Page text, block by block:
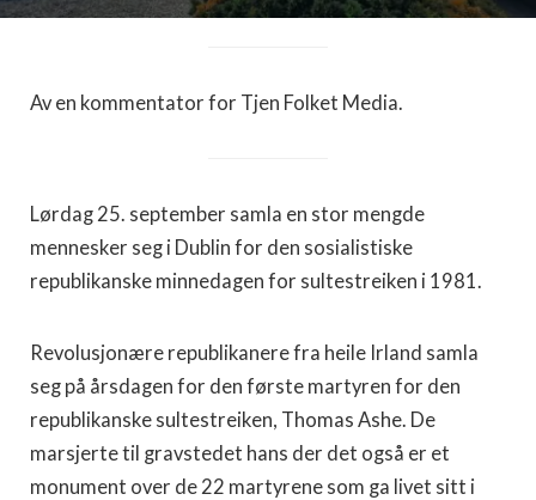
Av en kommentator for Tjen Folket Media.
Lørdag 25. september samla en stor mengde
mennesker seg i Dublin for den sosialistiske
republikanske minnedagen for sultestreiken i 1981.
Revolusjonære republikanere fra heile Irland samla
seg på årsdagen for den første martyren for den
republikanske sultestreiken, Thomas Ashe. De
marsjerte til gravstedet hans der det også er et
monument over de 22 martyrene som ga livet sitt i